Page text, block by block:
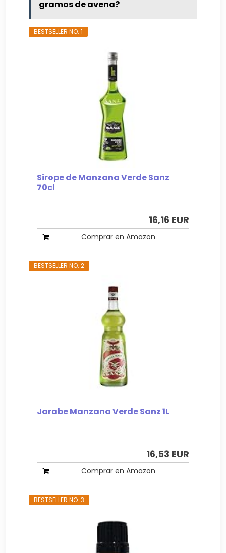
gramos de avena?
BESTSELLER NO. 1
Sirope de Manzana Verde Sanz
70cl
16,16 EUR
Comprar en Amazon
BESTSELLER NO. 2
Jarabe Manzana Verde Sanz 1L
16,53 EUR
Comprar en Amazon
BESTSELLER NO. 3